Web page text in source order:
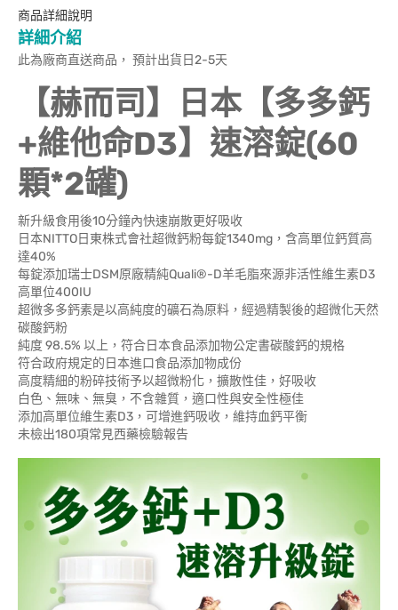
商品詳細說明
詳細介紹
此為廠商直送商品， 預計出貨日2-5天
【赫而司】日本【多多鈣
+維他命D3】速溶錠(60
顆*2罐)
新升級食用後10分鐘內快速崩散更好吸收
日本NITTO日東株式會社超微鈣粉每錠1340mg，含高單位鈣質高
達40%
每錠添加瑞士DSM原廠精純Quali®-D羊毛脂來源非活性維生素D3
高單位400IU
超微多多鈣素是以高純度的礦石為原料，經過精製後的超微化天然
碳酸鈣粉
純度 98.5% 以上，符合日本食品添加物公定書碳酸鈣的規格
符合政府規定的日本進口食品添加物成份
高度精細的粉碎技術予以超微粉化，擴散性佳，好吸收
白色、無味、無臭，不含雜質，適口性與安全性極佳
添加高單位維生素D3，可增進鈣吸收，維持血鈣平衡
未檢出180項常見西藥檢驗報告